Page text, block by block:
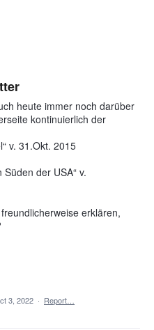
heute immer noch darüber
kontinuierlich der
v. 31.Okt. 2015
der USA“ v.
erklären,
3, 2022 · Report…